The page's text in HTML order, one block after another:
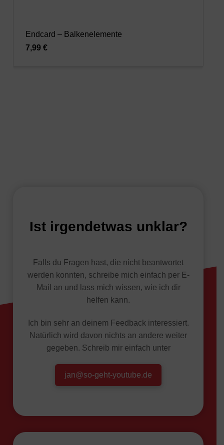
Endcard – Balkenelemente
7,99 €
Ist irgendetwas unklar?
Falls du Fragen hast, die nicht beantwortet
werden konnten, schreibe mich einfach per E-
Mail an und lass mich wissen, wie ich dir
helfen kann.
Ich bin sehr an deinem Feedback interessiert.
Natürlich wird davon nichts an andere weiter
gegeben. Schreib mir einfach unter
jan@so-geht-youtube.de